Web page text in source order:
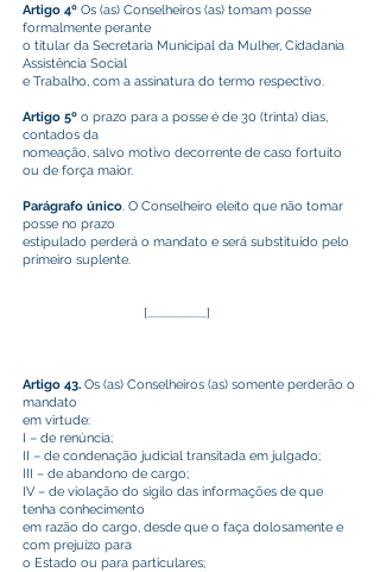
Artigo 4º Os (as) Conselheiros (as) tomam posse
formalmente perante
o titular da Secretaria Municipal da Mulher, Cidadania
Assistência Social
e Trabalho, com a assinatura do termo respectivo.
Artigo 5º o prazo para a posse é de 30 (trinta) dias,
contados da
nomeação, salvo motivo decorrente de caso fortuito
ou de força maior.
Parágrafo único. O Conselheiro eleito que não tomar
posse no prazo
estipulado perderá o mandato e será substituído pelo
primeiro suplente.
[.........................]
Artigo 43. Os (as) Conselheiros (as) somente perderão o
mandato
em virtude:
I – de renúncia;
II – de condenação judicial transitada em julgado;
III – de abandono de cargo;
IV – de violação do sigilo das informações de que
tenha conhecimento
em razão do cargo, desde que o faça dolosamente e
com prejuízo para
o Estado ou para particulares;